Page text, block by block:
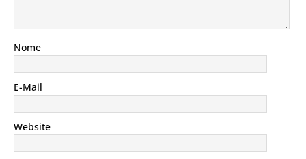
Nome
E-Mail
Website